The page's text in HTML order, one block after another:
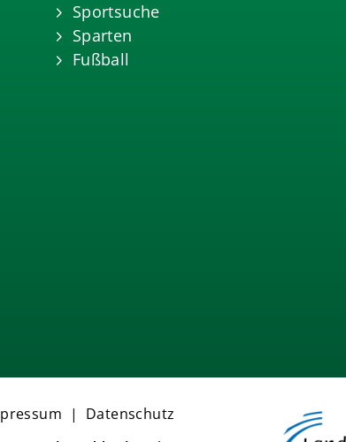
Sportsuche
Sparten
Fußball
| Datenschutz